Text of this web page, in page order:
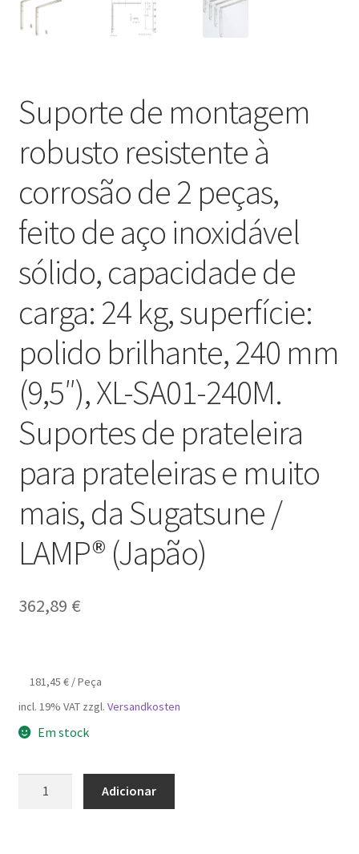
Suporte de montagem
robusto resistente à
corrosão de 2 peças,
feito de aço inoxidável
sólido, capacidade de
carga: 24 kg, superfície:
polido brilhante, 240 mm
(9,5″), XL-SA01-240M.
Suportes de prateleira
para prateleiras e muito
mais, da Sugatsune /
LAMP® (Japão)
362,89 €
181,45€ /Peça
incl. 19% VAT zzgl. Versandkosten
Em stock
Adicionar